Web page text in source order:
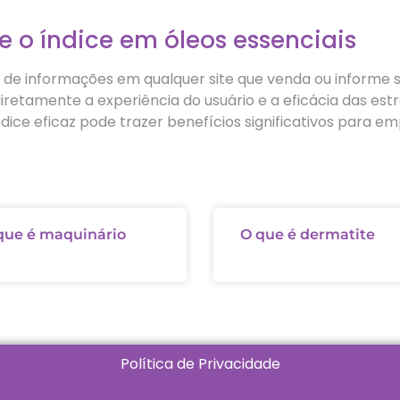
o índice em óleos essenciais
informações em qualquer site que venda ou informe
a experiência do usuário e a eficácia das
eficaz pode trazer benefícios significativos para
é maquinário O que é dermatite
Política de Privacidade